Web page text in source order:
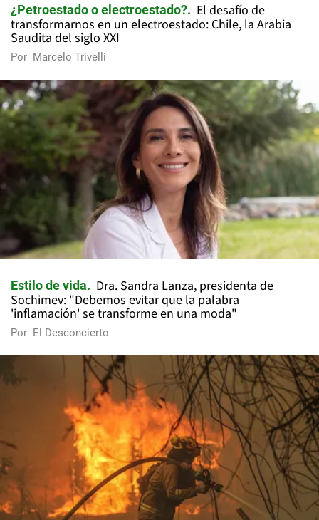
¿Petroestado o electroestado?
El desafío de
transformarnos en un electroestado: Chile, la Arabia
Saudita del siglo XXI
Por Marcelo Trivelli
Estilo de vida
Dra. Sandra Lanza, presidenta de
Sochimev: "Debemos evitar que la palabra
'inflamación' se transforme en una moda"
Por El Desconcierto